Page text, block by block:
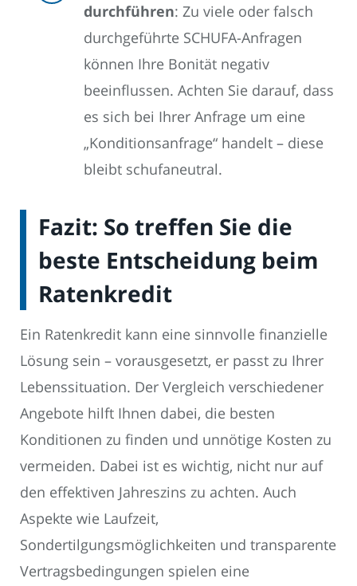
durchführen: Zu viele oder falsch
durchgeführte SCHUFA-Anfragen
können Ihre Bonität negativ
beeinflussen. Achten Sie darauf, dass
es sich bei Ihrer Anfrage um eine
„Konditionsanfrage“ handelt – diese
bleibt schufaneutral.
Fazit: So treffen Sie die
beste Entscheidung beim
Ratenkredit
Ein Ratenkredit kann eine sinnvolle finanzielle
Lösung sein – vorausgesetzt, er passt zu Ihrer
Lebenssituation. Der Vergleich verschiedener
Angebote hilft Ihnen dabei, die besten
Konditionen zu finden und unnötige Kosten zu
vermeiden. Dabei ist es wichtig, nicht nur auf
den effektiven Jahreszins zu achten. Auch
Aspekte wie Laufzeit,
Sondertilgungsmöglichkeiten und transparente
Vertragsbedingungen spielen eine